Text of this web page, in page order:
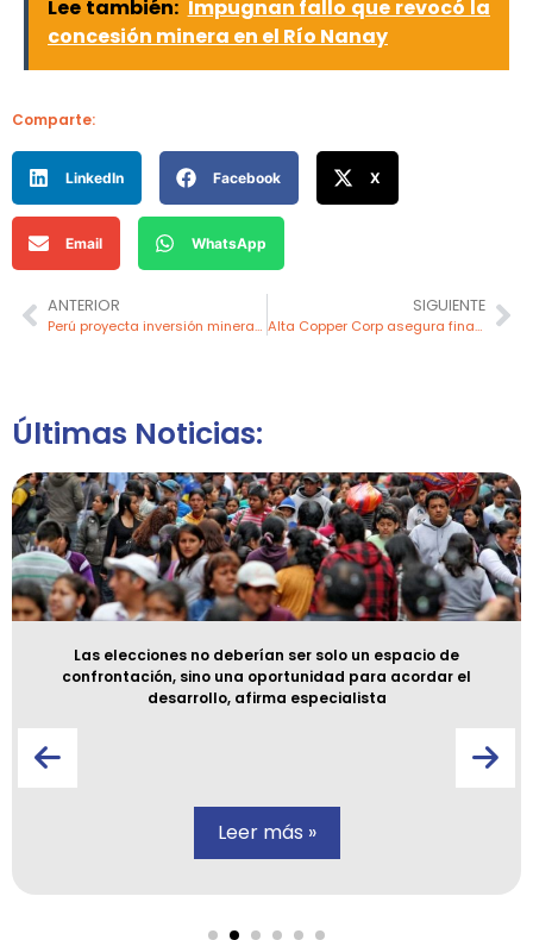
Lee también: Impugnan fallo que revocó la
concesión minera en el Río Nanay
Comparte:
LinkedIn Facebook X
Email WhatsApp
ANTERIOR
Perú proyecta inversión minera de US$ 5,600 millones en 2025
SIGUIENTE
Alta Copper Corp asegura financiamiento para avanzar en el proyecto de cobre Cañariaco
Últimas Noticias:
Las elecciones no deberían ser solo un espacio de
confrontación, sino una oportunidad para acordar el
desarrollo, afirma especialista
Leer más »